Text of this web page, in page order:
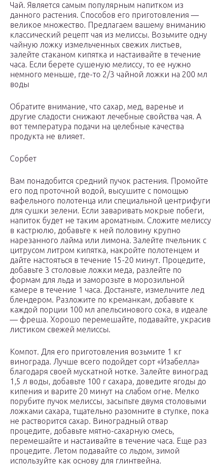
Чай. Является самым популярным напитком из
данного растения. Способов его приготовления —
великое множество. Предлагаем вашему вниманию
классический рецепт чая из мелиссы. Возьмите одну
чайную ложку измельченных свежих листьев,
залейте стаканом кипятка и настаивайте в течение
часа. Если берете сушеную мелиссу, то ее нужно
немного меньше, где-то 2/3 чайной ложки на 200 мл
воды
Обратите внимание, что сахар, мед, варенье и
другие сладости снижают лечебные свойства чая. А
вот температура подачи на целебные качества
продукта не влияет.
Сорбет
Вам понадобится средний пучок растения. Промойте
его под проточной водой, высушите с помощью
вафельного полотенца или специальной центрифуги
для сушки зелени. Если заваривать мокрые побеги,
напиток будет не таким ароматным. Сложите мелиссу
в кастрюлю, добавьте к ней половину крупно
нарезанного лайма или лимона. Залейте пчельник с
цитрусом литром кипятка, накройте полотенцем и
дайте настояться в течение 15-20 минут. Процедите,
добавьте 3 столовые ложки меда, разлейте по
формам для льда и заморозьте в морозильной
камере в течение 1 часа. Достаньте, измельчите лед
блендером. Разложите по креманкам, добавьте к
каждой порции 100 мл апельсинового сока, в идеале
— фреша. Хорошо перемешайте, подавайте, украсив
листиком свежей мелиссы.
Компот. Для его приготовления возьмите 1 кг
винограда. Лучше всего подойдет сорт «Изабелла»
благодаря своей мускатной нотке. Залейте виноград
1,5 л воды, добавьте 100 г сахара, доведите ягоды до
кипения и варите 20 минут на слабом огне. Мелко
порубите пучок мелиссы, засыпьте двумя столовыми
ложками сахара, тщательно разомните в ступке, пока
не растворится сахар. Виноградный отвар
процедите, добавьте мятно-сахарную смесь,
перемешайте и настаивайте в течение часа. Еще раз
процедите. Летом подавайте со льдом, зимой
используйте как основу для глинтвейна.